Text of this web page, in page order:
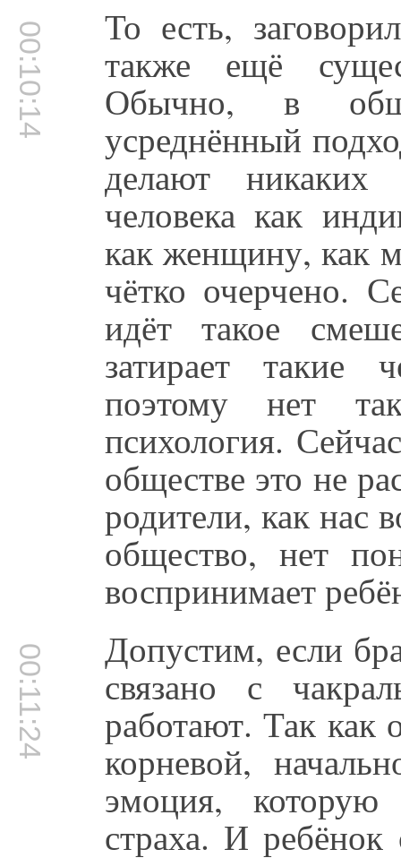
00:10:14 То есть,
также ещё
Обычно, в
усреднённый
делают никаких
человека как
как женщину, как
чётко очерчено.
идёт такое
затирает такие
поэтому нет
психология.
обществе это не
родители, как нас
общество, нет
воспринимает
00:11:24 Допустим, если
связано с
работают. Так как
корневой,
эмоция,
страха. И